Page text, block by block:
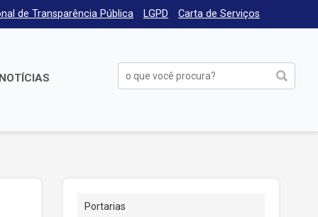
de Transparência Pública LGPD Carta de Serviços
NOTÍCIAS
Portarias